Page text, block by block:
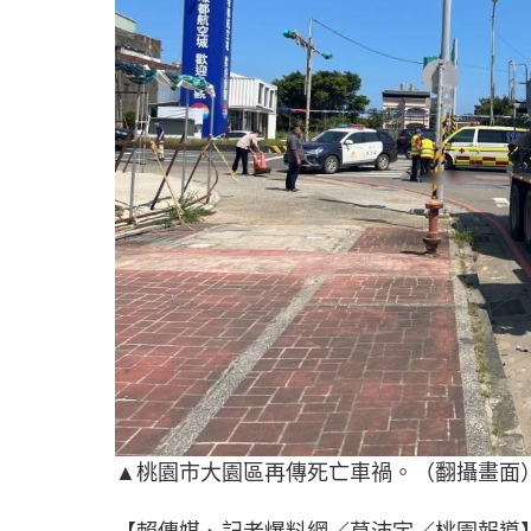
▲桃園市大園區再傳死亡車禍。（翻攝畫面